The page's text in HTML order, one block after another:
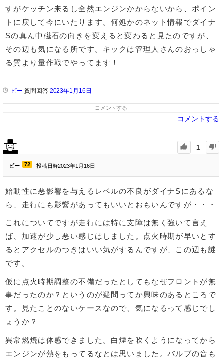
すがケッチン来るし全然エンジンかからないから、ポイン
トに戻して今にいたります。何処かのネット情報でダイナ
Sの真ん中磁石の向きを変えると変わると見たのですが、
その辺も気になる所です。キックは管理人さんのおっしゃ
る質より量作戦でやってます！
ピー 質問回答 2023年1月16日
コメントする
コメントする
1
ピー 72 投稿日時2023年1月16日
始動性に悪影響を与えるレベルの不良がダイナSにあるな
ら、走行にも影響があってもいいとおもいんですが・・・
これについてですが走行には特に支障は無く強いて言え
ば、加速が少し悪い感じはしました。点火時期が早いとす
るとアクセルのつきはいい気がするんですが、この辺も謎
です。
仮に点火時期調整の不備だったとしてもなぜフロントが無
事だったのか？というのが疑問ってか興味のあるところで
す。見たことのないケースなので、気になるって感じでし
ょうか？
異常燃焼は体感できました。白煙を吹くようになってから
エンジンが熱をもってるなとは思いました。バルブの音も